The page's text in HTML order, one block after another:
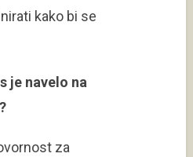
kako bi se
je navelo na
za